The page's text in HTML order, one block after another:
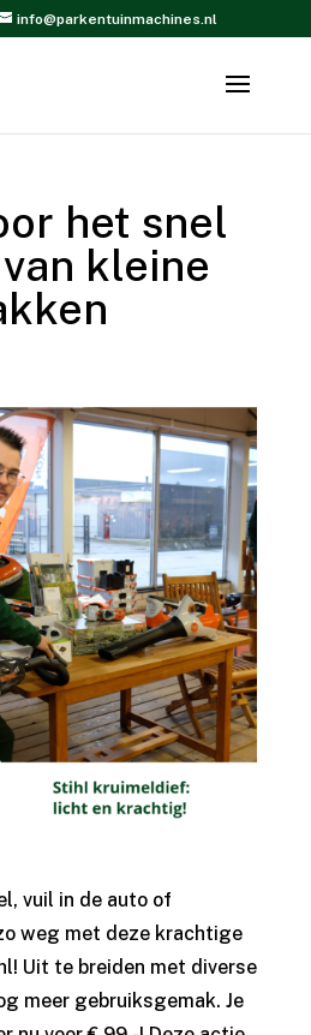
info@parkentuinmachines.nl
het snel
kleine
vuil in de auto of
weg met deze krachtige
Uit te breiden met diverse
meer gebruiksgemak. Je